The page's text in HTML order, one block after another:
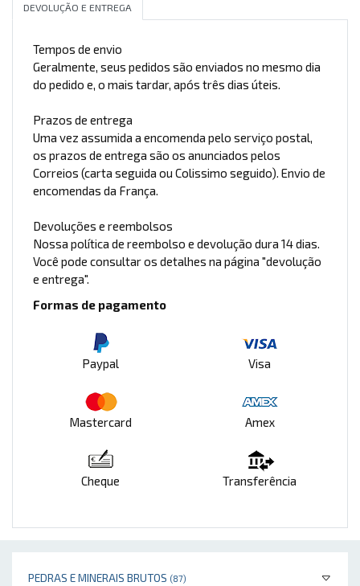
PEDRAS E MINERAIS BRUTOS (87)
DEVOLUÇÃO E ENTREGA
Tempos de envio
Geralmente, seus pedidos são enviados no mesmo dia
do pedido e, o mais tardar, após três dias úteis.
Prazos de entrega
Uma vez assumida a encomenda pelo serviço postal,
os prazos de entrega são os anunciados pelos
Correios (carta seguida ou Colissimo seguido). Envio de
encomendas da França.
Devoluções e reembolsos
Nossa política de reembolso e devolução dura 14 dias.
Você pode consultar os detalhes na página "devolução
e entrega".
Formas de pagamento
Paypal Visa
Mastercard Amex
Cheque Transferência